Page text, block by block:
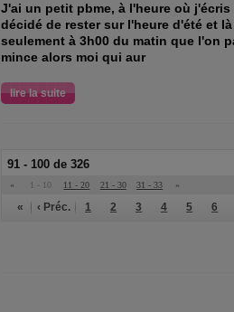
J'ai un petit pbme, à l'heure où
décidé de rester sur l'heure d'été et
seulement à 3h00 du matin que l'on
mince alors moi qui aur
lire la suite
91 - 100 de 326
« 1 - 10 11 - 20 21 - 30 31 - 33 »
« ‹ Préc. 1 2 3 4 5 6